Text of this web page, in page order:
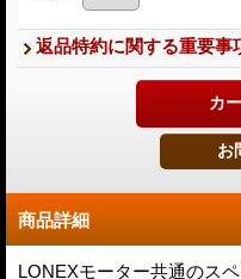
返品特約に関する重要事
商品詳細
LONEXモーター共通のスペ